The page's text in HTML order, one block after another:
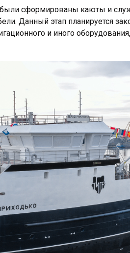
были сформированы каюты и
Данный этап планируется
и иного